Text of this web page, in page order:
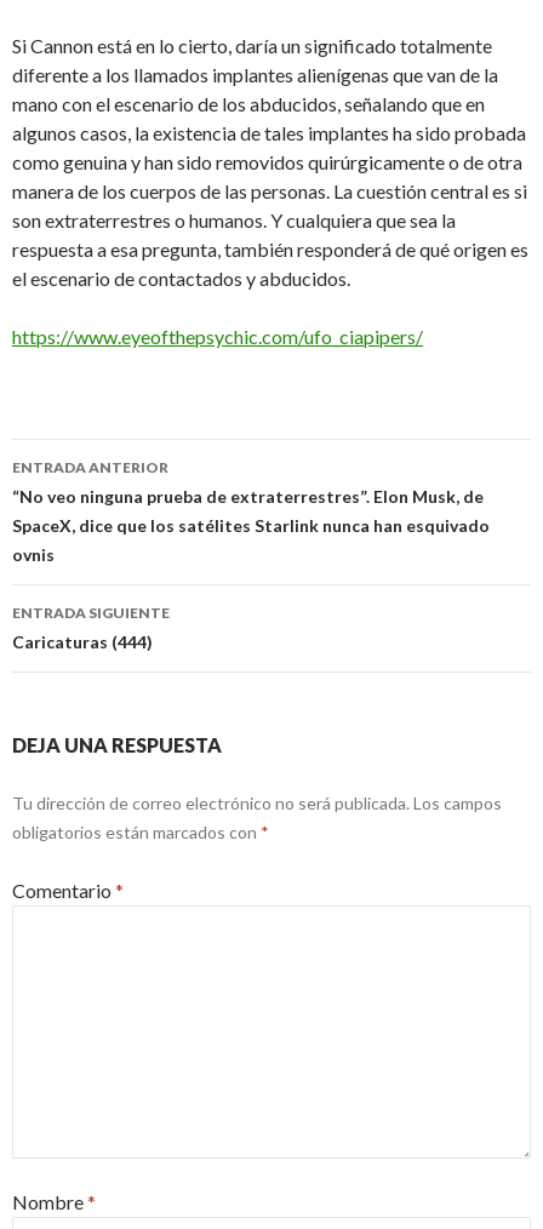
Si Cannon está en lo cierto, daría un significado totalmente
diferente a los llamados implantes alienígenas que van de la
mano con el escenario de los abducidos, señalando que en
algunos casos, la existencia de tales implantes ha sido probada
como genuina y han sido removidos quirúrgicamente o de otra
manera de los cuerpos de las personas. La cuestión central es si
son extraterrestres o humanos. Y cualquiera que sea la
respuesta a esa pregunta, también responderá de qué origen es
el escenario de contactados y abducidos.
https://www.eyeofthepsychic.com/ufo_ciapipers/
Navegación
de
entradas
ENTRADA ANTERIOR
“No veo ninguna prueba de extraterrestres”. Elon Musk, de
SpaceX, dice que los satélites Starlink nunca han esquivado
ovnis
ENTRADA SIGUIENTE
Caricaturas (444)
DEJA UNA RESPUESTA
Tu dirección de correo electrónico no será publicada. Los campos
obligatorios están marcados con *
Comentario *
Nombre*